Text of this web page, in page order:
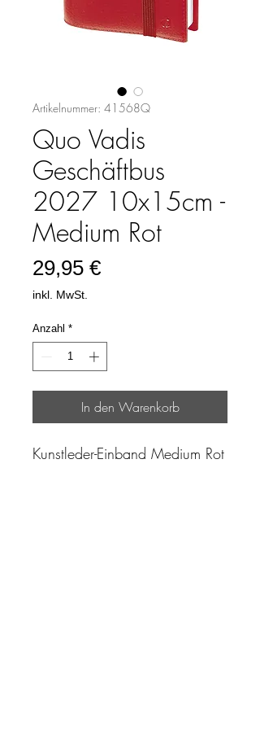
Artikelnummer: 41568Q
Quo Vadis
Geschäftbus
2027 10x15cm -
Medium Rot
29,95 €Preis
inkl. MwSt.
Anzahl *
In den Warenkorb
Kunstleder-Einband Medium Rot